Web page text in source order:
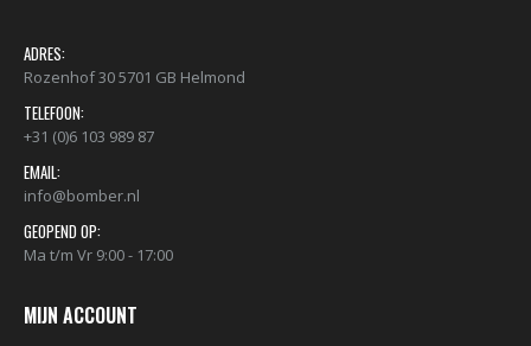
ADRES:
Rozenhof 30 5701 GB Helmond
TELEFOON:
+31 (0)6 103 989 87
EMAIL:
info@bomber.nl
GEOPEND OP:
Ma t/m Vr 9:00 - 17:00
MIJN ACCOUNT